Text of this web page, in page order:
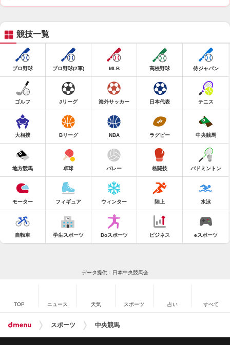
競技一覧
プロ野球 プロ野球(2軍) MLB 高校野球 侍ジャパン
ゴルフ Jリーグ 海外サッカー 日本代表 テニス
大相撲 Bリーグ NBA ラグビー 中央競馬
地方競馬 卓球 バレー 格闘技 バドミントン
モーター フィギュア ウィンター 陸上 水泳
自転車 学生スポーツ Doスポーツ ビジネス eスポーツ
データ提供：日本中央競馬会
TOP ニュース 天気 スポーツ 占い すべて
スポーツ 中央競馬